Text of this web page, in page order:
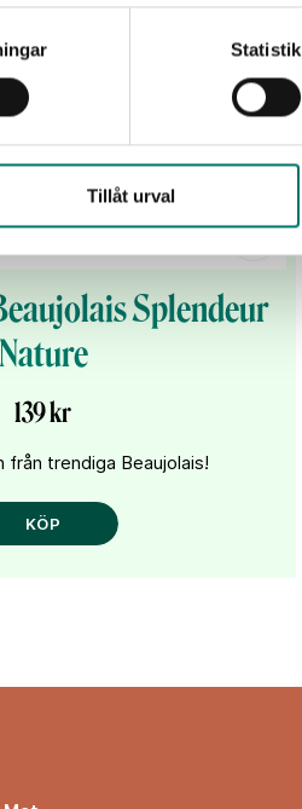
Statistik
Tillåt urval
Splendeur
Nature
139 kr
från trendiga Beaujolais!
KÖP